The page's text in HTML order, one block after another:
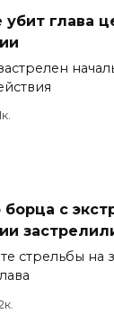
глава
борца с
стрельбы